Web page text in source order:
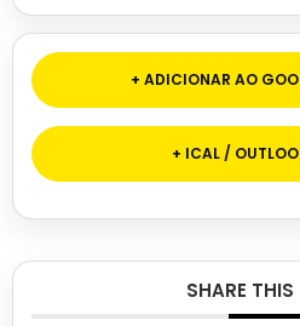
+ ADICIONAR AO
+ ICAL /
SHARE THIS